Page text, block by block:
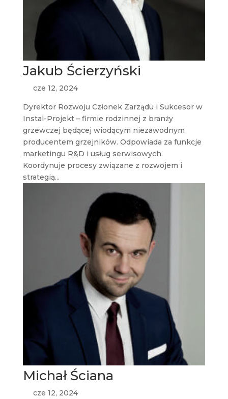
Jakub Ścierzyński
cze 12, 2024
Dyrektor Rozwoju Członek Zarządu i Sukcesor w
Instal-Projekt – firmie rodzinnej z branży
grzewczej będącej wiodącym niezawodnym
producentem grzejników. Odpowiada za funkcje
marketingu R&D i usług serwisowych.
Koordynuje procesy związane z rozwojem i
strategią...
Michał Ściana
cze 12, 2024